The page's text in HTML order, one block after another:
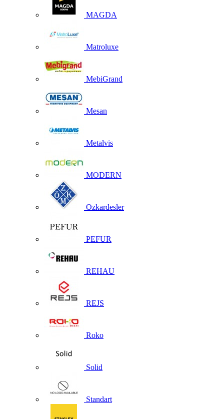
MAGDA
Matroluxe
MebiGrand
Mesan
Metalvis
MODERN
Ozkardesler
PEFUR
REHAU
REJS
Roko
Solid
Standart